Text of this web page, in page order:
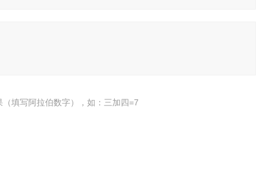
（填写阿拉伯数字），如：三加四=7